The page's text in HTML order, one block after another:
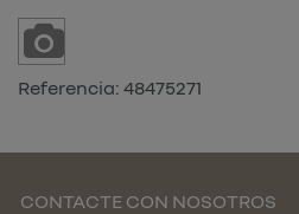
Referencia: 48475271
CONTACTE CON NOSOTROS